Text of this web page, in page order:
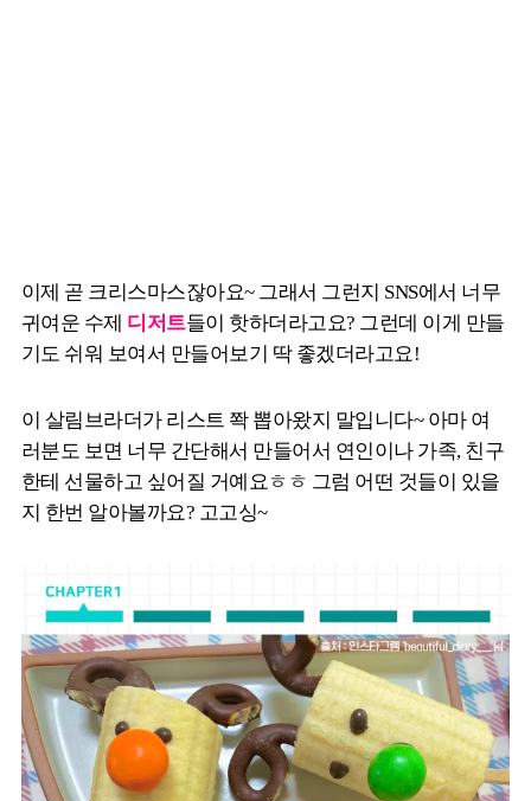
이제 곧 크리스마스잖아요~ 그래서 그런지 SNS에서 너무
귀여운 수제 디저트들이 핫하더라고요? 그런데 이게 만들
기도 쉬워 보여서 만들어보기 딱 좋겠더라고요!
이 살림브라더가 리스트 쫙 뽑아왔지 말입니다~ 아마 여
러분도 보면 너무 간단해서 만들어서 연인이나 가족, 친구
한테 선물하고 싶어질 거예요ㅎㅎ 그럼 어떤 것들이 있을
지 한번 알아볼까요? 고고싱~